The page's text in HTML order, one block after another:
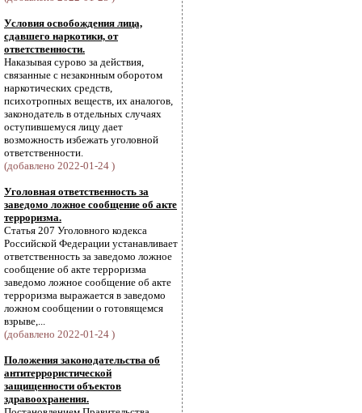
Условия освобождения лица,
сдавшего наркотики, от
ответственности.
Наказывая сурово за действия,
связанные с незаконным оборотом
наркотических средств,
психотропных веществ, их аналогов,
законодатель в отдельных случаях
оступившемуся лицу дает
возможность избежать уголовной
ответственности.
(добавлено 2022-01-24 )
Уголовная ответственность за
заведомо ложное сообщение об акте
терроризма.
Статья 207 Уголовного кодекса
Российской Федерации устанавливает
ответственность за заведомо ложное
сообщение об акте терроризма
заведомо ложное сообщение об акте
терроризма выражается в заведомо
ложном сообщении о готовящемся
взрыве,...
(добавлено 2022-01-24 )
Положения законодательства об
антитеррористической
защищенности объектов
здравоохранения.